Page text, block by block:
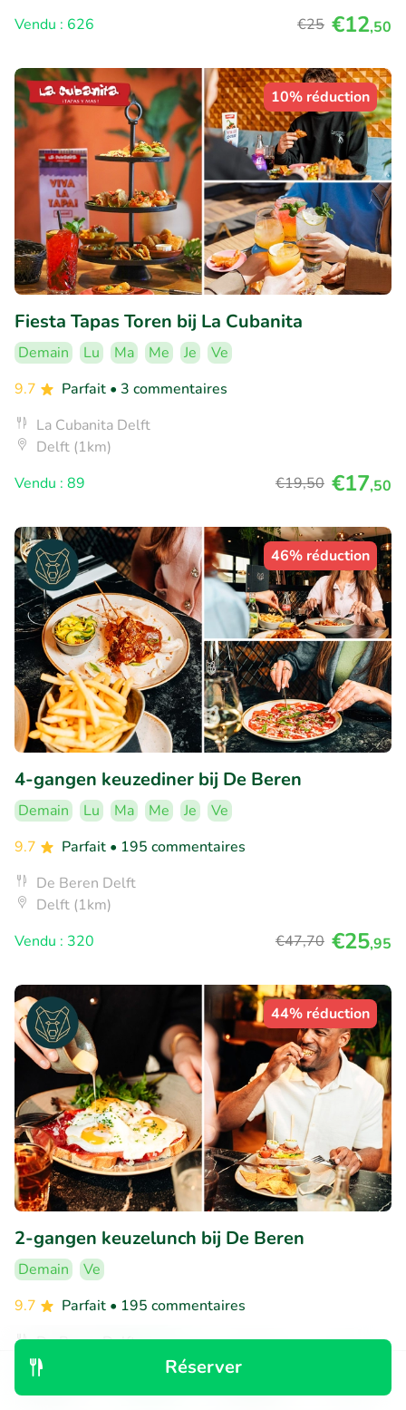
Réserver
Vendu : 626
€25 €12,50
10% réduction
Fiesta Tapas Toren bij La Cubanita
Demain Lu Ma Me Je
Ve
9.7
Parfait • 3 commentaires
La Cubanita Delft
Delft (1km)
Vendu : 89
€19,50 €17,50
46% réduction
4-gangen keuzediner bij De Beren
Demain Lu Ma Me Je
Ve
9.7
Parfait • 195 commentaires
De Beren Delft
Delft (1km)
Vendu : 320
€47,70 €25,95
44% réduction
2-gangen keuzelunch bij De Beren
Demain
Ve
9.7
Parfait • 195 commentaires
De Beren Delft
Delft (1km)
Vendu : 52
€22,30 €12